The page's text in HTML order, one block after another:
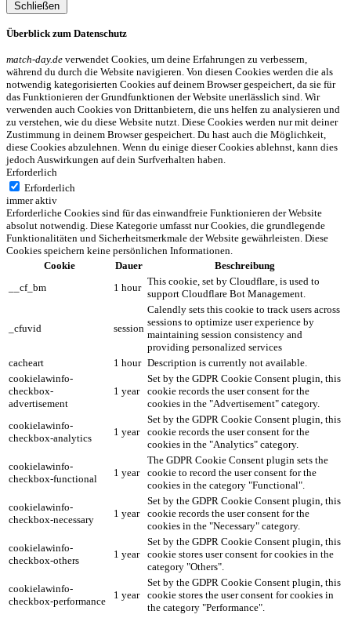
Schließen
Überblick zum Datenschutz
match-day.de verwendet Cookies, um deine Erfahrungen zu verbessern,
während du durch die Website navigieren. Von diesen Cookies werden die als
notwendig kategorisierten Cookies auf deinem Browser gespeichert, da sie für
das Funktionieren der Grundfunktionen der Website unerlässlich sind. Wir
verwenden auch Cookies von Drittanbietern, die uns helfen zu analysieren und
zu verstehen, wie du diese Website nutzt. Diese Cookies werden nur mit deiner
Zustimmung in deinem Browser gespeichert. Du hast auch die Möglichkeit,
diese Cookies abzulehnen. Wenn du einige dieser Cookies ablehnst, kann dies
jedoch Auswirkungen auf dein Surfverhalten haben.
Erforderlich
Erforderlich
immer aktiv
Erforderliche Cookies sind für das einwandfreie Funktionieren der Website
absolut notwendig. Diese Kategorie umfasst nur Cookies, die grundlegende
Funktionalitäten und Sicherheitsmerkmale der Website gewährleisten. Diese
Cookies speichern keine persönlichen Informationen.
Cookie
Dauer
Beschreibung
__cf_bm
1 hour
This cookie, set by Cloudflare, is used to
support Cloudflare Bot Management.
_cfuvid session
Calendly sets this cookie to track users across
sessions to optimize user experience by
maintaining session consistency and
providing personalized services
cacheart
1 hour Description is currently not available.
cookielawinfo-
checkbox-
advertisement
1 year
Set by the GDPR Cookie Consent plugin, this
cookie records the user consent for the
cookies in the "Advertisement" category.
cookielawinfo-
checkbox-analytics
1 year
Set by the GDPR Cookie Consent plugin, this
cookie records the user consent for the
cookies in the "Analytics" category.
cookielawinfo-
checkbox-functional
1 year
The GDPR Cookie Consent plugin sets the
cookie to record the user consent for the
cookies in the category "Functional".
cookielawinfo-
checkbox-necessary
1 year
Set by the GDPR Cookie Consent plugin, this
cookie records the user consent for the
cookies in the "Necessary" category.
cookielawinfo-
checkbox-others
1 year
Set by the GDPR Cookie Consent plugin, this
cookie stores user consent for cookies in the
category "Others".
cookielawinfo-
checkbox-performance
1 year
Set by the GDPR Cookie Consent plugin, this
cookie stores the user consent for cookies in
the category "Performance".